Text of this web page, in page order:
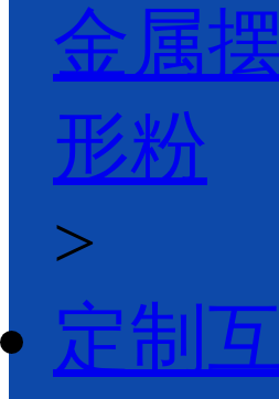
金属
形粉
>
定制